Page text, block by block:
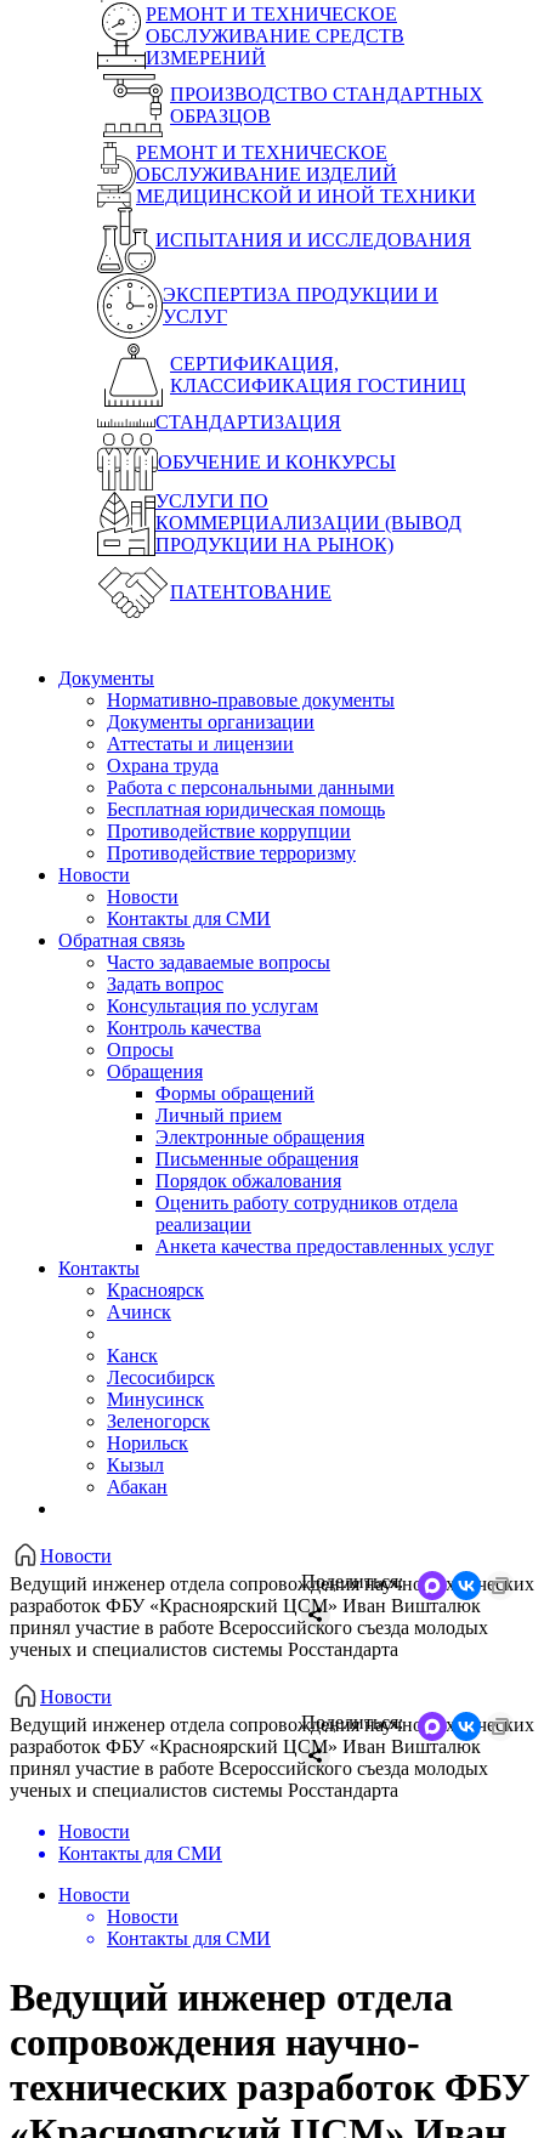
РЕМОНТ И ТЕХНИЧЕСКОЕ
ОБСЛУЖИВАНИЕ СРЕДСТВ
ИЗМЕРЕНИЙ
ПРОИЗВОДСТВО СТАНДАРТНЫХ
ОБРАЗЦОВ
РЕМОНТ И ТЕХНИЧЕСКОЕ
ОБСЛУЖИВАНИЕ ИЗДЕЛИЙ
МЕДИЦИНСКОЙ И ИНОЙ ТЕХНИКИ
ИСПЫТАНИЯ И ИССЛЕДОВАНИЯ
ЭКСПЕРТИЗА ПРОДУКЦИИ И
УСЛУГ
СЕРТИФИКАЦИЯ,
КЛАССИФИКАЦИЯ ГОСТИНИЦ
СТАНДАРТИЗАЦИЯ
ОБУЧЕНИЕ И КОНКУРСЫ
УСЛУГИ ПО
КОММЕРЦИАЛИЗАЦИИ (ВЫВОД
ПРОДУКЦИИ НА РЫНОК)
ПАТЕНТОВАНИЕ
Документы
Нормативно-правовые документы
Документы организации
Аттестаты и лицензии
Охрана труда
Работа с персональными данными
Бесплатная юридическая помощь
Противодействие коррупции
Противодействие терроризму
Новости
Новости
Контакты для СМИ
Обратная связь
Часто задаваемые вопросы
Задать вопрос
Консультация по услугам
Контроль качества
Опросы
Обращения
Формы обращений
Личный прием
Электронные обращения
Письменные обращения
Порядок обжалования
Оценить работу сотрудников отдела
реализации
Анкета качества предоставленных услуг
Контакты
Красноярск
Ачинск
Канск
Лесосибирск
Минусинск
Зеленогорск
Норильск
Кызыл
Абакан
Новости
Ведущий инженер отдела сопровождения научно-технических
разработок ФБУ «Красноярский ЦСМ» Иван Вишталюк
принял участие в работе Всероссийского съезда молодых
ученых и специалистов системы Росстандарта
Поделиться:
Новости
Ведущий инженер отдела сопровождения научно-технических
разработок ФБУ «Красноярский ЦСМ» Иван Вишталюк
принял участие в работе Всероссийского съезда молодых
ученых и специалистов системы Росстандарта
Поделиться:
Новости
Контакты для СМИ
Новости
Новости
Контакты для СМИ
Ведущий инженер отдела
сопровождения научно-
технических разработок ФБУ